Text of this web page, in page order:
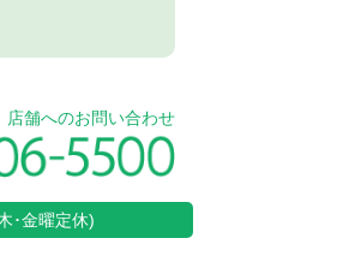
店舗へのお問い合わせ
･金曜定休)